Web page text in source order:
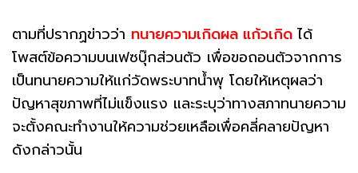
ตามที่ปรากฏข่าวว่า ทนายความเกิดผล แก้วเกิด ได้
โพสต์ข้อความบนเฟซบุ๊กส่วนตัว เพื่อขอถอนตัวจากการ
เป็นทนายความให้แก่วัดพระบาทน้ำพุ โดยให้เหตุผลว่า
ปัญหาสุขภาพที่ไม่แข็งแรง และระบุว่าทางสภาทนายความ
จะตั้งคณะทำงานให้ความช่วยเหลือเพื่อคลี่คลายปัญหา
ดังกล่าวนั้น